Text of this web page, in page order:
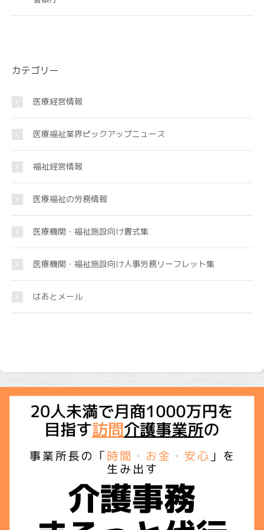
カテゴリー
医療経営情報
医療福祉業界ピックアップニュース
福祉経営情報
医療福祉の労務情報
医療機関・福祉施設向け書式集
医療機関・福祉施設向け人事労務リーフレット集
はあとメール